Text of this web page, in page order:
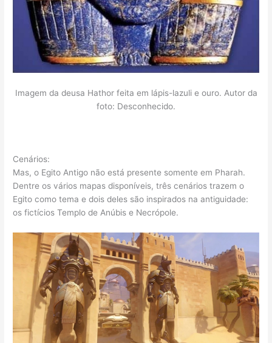
Imagem da deusa Hathor feita em lápis-lazuli e ouro. Autor da
foto: Desconhecido.
Cenários:
Mas, o Egito Antigo não está presente somente em Pharah.
Dentre os vários mapas disponíveis, três cenários trazem o
Egito como tema e dois deles são inspirados na antiguidade:
os fictícios Templo de Anúbis e Necrópole.